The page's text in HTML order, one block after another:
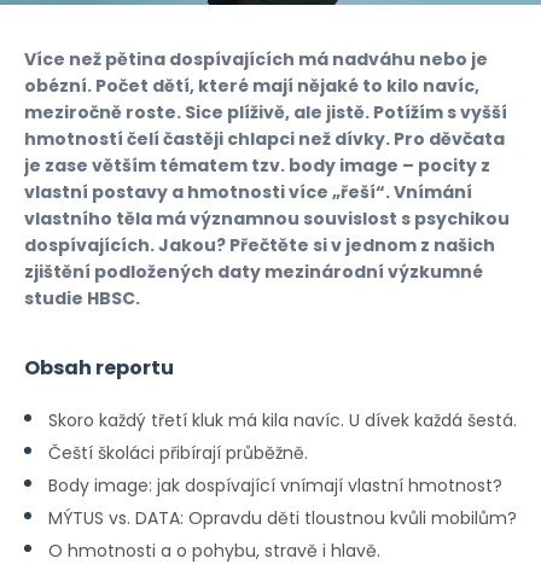
Více než pětina dospívajících má nadváhu nebo je
obézní. Počet dětí, které mají nějaké to kilo navíc,
meziročně roste. Sice plíživě, ale jistě. Potížím s vyšší
hmotností čelí častěji chlapci než dívky. Pro děvčata
je zase větším tématem tzv. body image – pocity z
vlastní postavy a hmotnosti více „řeší“. Vnímání
vlastního těla má významnou souvislost s psychikou
dospívajících. Jakou? Přečtěte si v jednom z našich
zjištění podložených daty mezinárodní výzkumné
studie HBSC.
Obsah reportu
Skoro každý třetí kluk má kila navíc. U dívek každá šestá.
Čeští školáci přibírají průběžně.
Body image: jak dospívající vnímají vlastní hmotnost?
MÝTUS vs. DATA: Opravdu děti tloustnou kvůli mobilům?
O hmotnosti a o pohybu, stravě i hlavě.